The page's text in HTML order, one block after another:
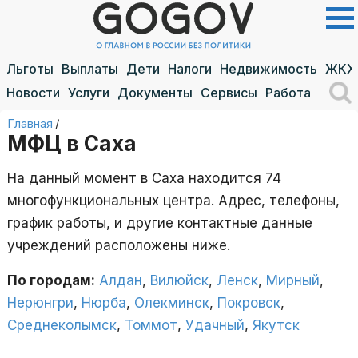
Льготы Выплаты Дети Налоги Недвижимость ЖКХ
Новости Услуги Документы Сервисы Работа
Главная /
МФЦ в Саха
На данный момент в Саха находится 74
многофункциональных центра. Адрес, телефоны,
график работы, и другие контактные данные
учреждений расположены ниже.
По городам: Алдан, Вилюйск, Ленск, Мирный,
Нерюнгри, Нюрба, Олекминск, Покровск,
Среднеколымск, Томмот, Удачный, Якутск